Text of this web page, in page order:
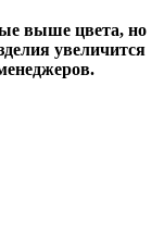
выше цвета, но
увеличится